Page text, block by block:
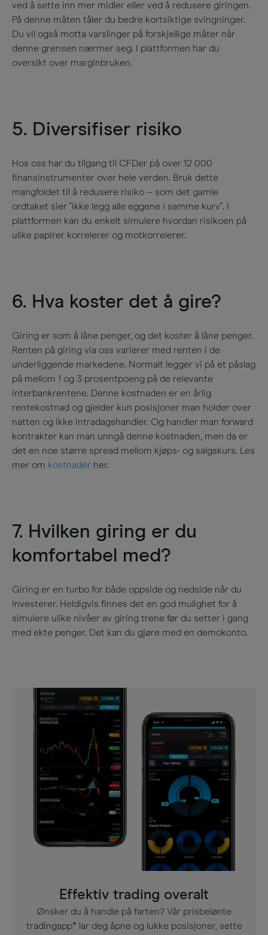
ved å sette inn mer midler eller ved å redusere giringen.
På denne måten tåler du bedre kortsiktige svingninger.
Du vil også motta varslinger på forskjellige måter når
denne grensen nærmer seg. I plattformen har du
oversikt over marginbruken.​
5. Diversifiser risiko
Hos oss har du tilgang til CFDer på over 12 000
finansinstrumenter over hele verden. Bruk dette
mangfoldet til å redusere risiko – som det gamle
ordtaket sier "ikke legg alle eggene i samme kurv". I
plattformen kan du enkelt simulere hvordan risikoen på
ulike papirer korrelerer og motkorrelerer.
6. Hva koster det å gire?
Giring er som å låne penger, og det koster å låne penger.
Renten på giring via oss varierer med renten i de
underliggende markedene. Normalt legger vi på et påslag
på mellom 1 og 3 prosentpoeng på de relevante
interbankrentene. Denne kostnaden er en årlig
rentekostnad og gjelder kun posisjoner man holder over
natten og ikke intradagshandler. Og handler man forward
kontrakter kan man unngå denne kostnaden, men da er
det en noe større spread mellom kjøps- og salgskurs. Les
mer om kostnader her.
7. Hvilken giring er du
komfortabel med?
Giring er en turbo for både oppside og nedside når du
investerer. Heldigvis finnes det en god mulighet for å
simulere ulike nivåer av giring trene før du setter i gang
med ekte penger. Det kan du gjøre med en demokonto.
Effektiv trading overalt
Ønsker du å handle på farten? Vår prisbelønte
tradingapp* lar deg åpne og lukke posisjoner, sette